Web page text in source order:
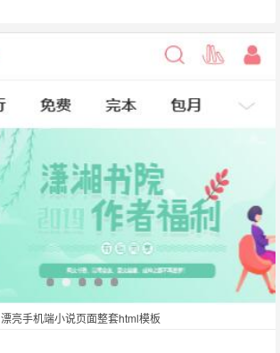
漂亮手机端小说页面整套html模板